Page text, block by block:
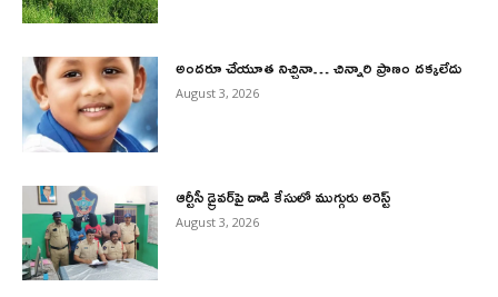
అందరూ చేయూత నిచ్చినా… చిన్నారి ప్రాణం దక్కలేదు
August 3, 2026
ఆర్టీసీ డ్రైవర్‌పై దాడి కేసులో ముగ్గురు అరెస్ట్
August 3, 2026